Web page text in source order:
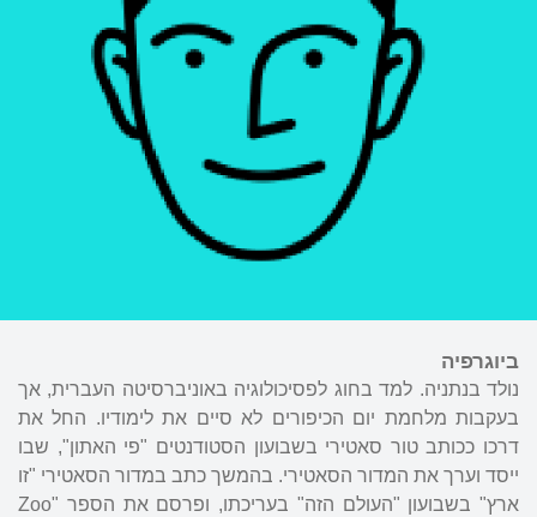
ביוגרפיה
נולד בנתניה. למד בחוג לפסיכולוגיה באוניברסיטה העברית, אך
בעקבות מלחמת יום הכיפורים לא סיים את לימודיו. החל את
דרכו ככותב טור סאטירי בשבועון הסטודנטים "פי האתון", שבו
ייסד וערך את המדור הסאטירי. בהמשך כתב במדור הסאטירי "זו
ארץ" בשבועון "העולם הזה" בעריכתו, ופרסם את הספר "Zoo